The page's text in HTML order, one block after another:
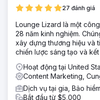
27 đánh giá
Lounge Lizard là một
28 năm kinh nghiệm.
xây dựng thương hiệu và
chiến lược sáng tạo và
Hoạt động tại United
Content Marketing,
Dịch vụ tại gia, Bảo hiểm
Bắt đầu từ $5,000